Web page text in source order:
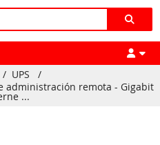
/ UPS
/
administración remota - Gigabit
...